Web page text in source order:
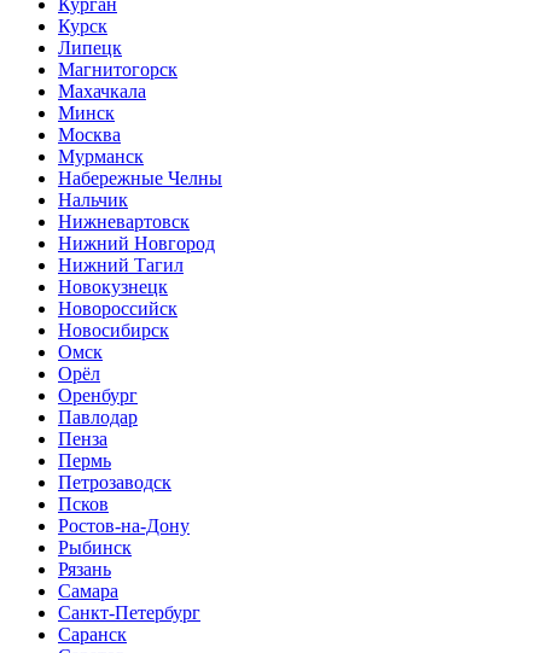
Курган
Курск
Липецк
Магнитогорск
Махачкала
Минск
Москва
Мурманск
Набережные Челны
Нальчик
Нижневартовск
Нижний Новгород
Нижний Тагил
Новокузнецк
Новороссийск
Новосибирск
Омск
Орёл
Оренбург
Павлодар
Пенза
Пермь
Петрозаводск
Псков
Ростов-на-Дону
Рыбинск
Рязань
Самара
Санкт-Петербург
Саранск